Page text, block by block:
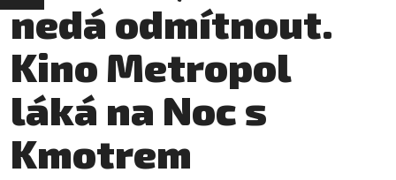
nedá odmítnout.
Kino Metropol
láká na Noc s
Kmotrem